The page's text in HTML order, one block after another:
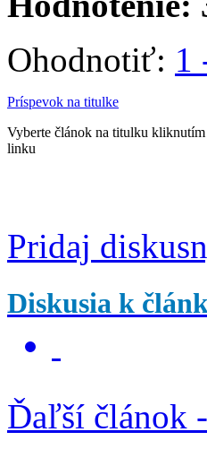
Ohodnotiť: 1
Príspevok na titulke
Vyberte článok na titulku kliknutím
linku
Pridaj
Diskusia k
Ďaľší článok